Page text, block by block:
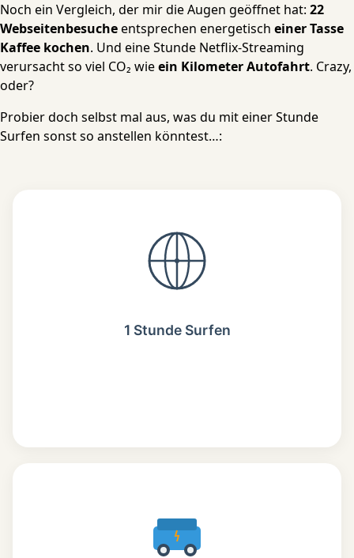
Noch ein Vergleich, der mir die Augen geöffnet hat: 22
Webseitenbesucheentsprechen energetisch einer Tasse
Kaffee kochen. Und eine Stunde Netflix-Streaming
verursacht so viel CO₂ wieein Kilometer Autofahrt. Crazy,
oder?
Probier doch selbst mal aus, was du mit einer Stunde
Surfen sonst so anstellen könntest…:
1 Stunde Surfen